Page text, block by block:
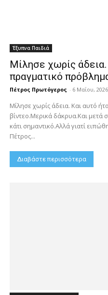
Έξυπνα Παιδιά
Μίλησε χωρίς
πραγματικό
Πέτρος Πρωτόγερος - 6 Μαΐου, 2026
Μίλησε χωρίς άδεια. Και αυτό
βίντεο.Μερικά δάκρυα.Και μετά
κάτι σημαντικό.Αλλά γιατί
Πέτρος...
Διαβάστε περισσότερα